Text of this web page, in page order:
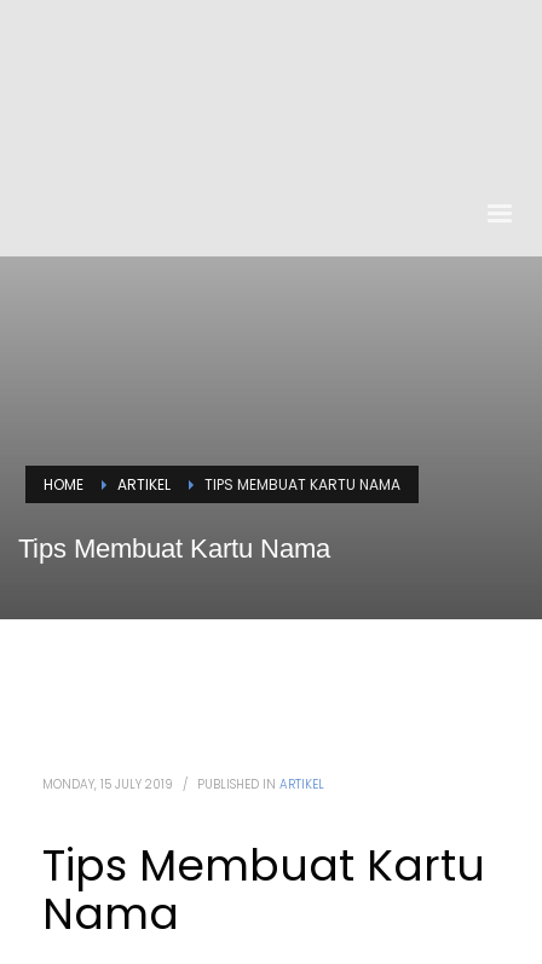
HOME ARTIKEL TIPS MEMBUAT KARTU NAMA
Tips Membuat Kartu Nama
MONDAY, 15 JULY 2019 / PUBLISHED IN ARTIKEL
Tips Membuat Kartu
Nama